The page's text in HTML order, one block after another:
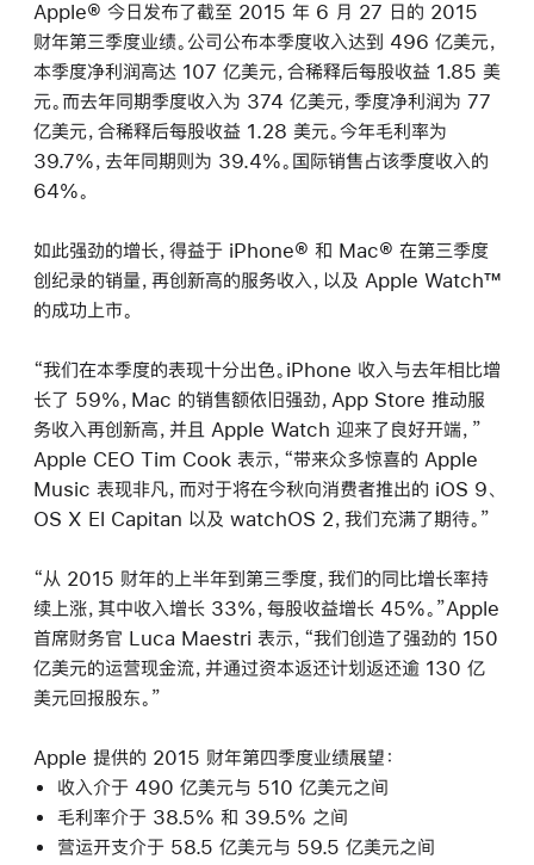
Apple® 今日发布了截至 2015 年 6 月 27 日的 2015
财年第三季度业绩。公司公布本季度收入达到 496 亿美元，
本季度净利润高达 107 亿美元，合稀释后每股收益 1.85 美
元。而去年同期季度收入为 374 亿美元，季度净利润为 77
亿美元，合稀释后每股收益 1.28 美元。今年毛利率为
39.7%，去年同期则为 39.4%。国际销售占该季度收入的
64%。
如此强劲的增长，得益于 iPhone® 和 Mac® 在第三季度
创纪录的销量，再创新高的服务收入，以及 Apple Watch™
的成功上市。
“我们在本季度的表现十分出色。iPhone 收入与去年相比增
长了 59%，Mac 的销售额依旧强劲，App Store 推动服
务收入再创新高，并且 Apple Watch 迎来了良好开端，”
Apple CEO Tim Cook 表示，“带来众多惊喜的 Apple
Music 表现非凡，而对于将在今秋向消费者推出的 iOS 9、
OS X El Capitan 以及 watchOS 2，我们充满了期待。”
“从 2015 财年的上半年到第三季度，我们的同比增长率持
续上涨，其中收入增长 33%，每股收益增长 45%。”Apple
首席财务官 Luca Maestri 表示，“我们创造了强劲的 150
亿美元的运营现金流，并通过资本返还计划返还逾 130 亿
美元回报股东。”
Apple 提供的 2015 财年第四季度业绩展望：
收入介于 490 亿美元与 510 亿美元之间
毛利率介于 38.5% 和 39.5% 之间
营运开支介于 58.5 亿美元与 59.5 亿美元之间